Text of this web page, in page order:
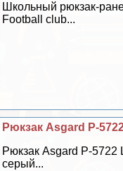
Школьный рюкзак-
Football club...
Рюкзак Asgard Р-
Рюкзак Asgard Р-5722
серый...